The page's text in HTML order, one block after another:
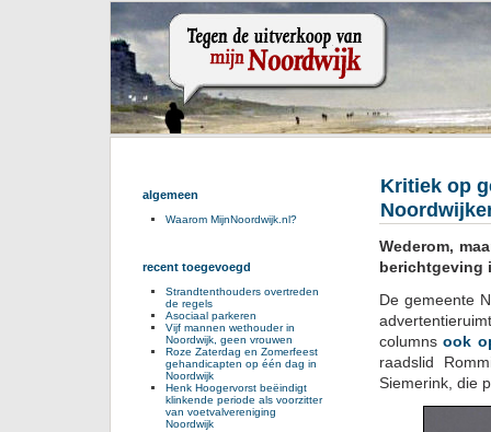
Kritiek op
Wederom,
berichtgeving
De gemeente
columnsook
raadslid
Siemerink, die
algemeen
Waarom MijnNoordwijk.nl?
recent toegevoegd
Strandtenthouders overtreden
de regels
Asociaal parkeren
Vijf mannen wethouder in
Noordwijk, geen vrouwen
Roze Zaterdag en Zomerfeest
gehandicapten op één dag in
Noordwijk
Henk Hoogervorst beëindigt
klinkende periode als voorzitter
van voetvalvereniging
Noordwijk